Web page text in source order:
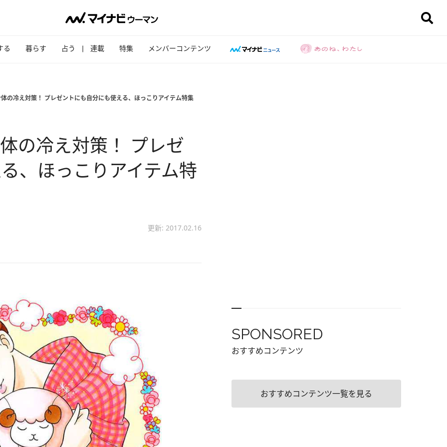
る 暮らす 占う 連載 特集 メンバーコンテンツ
の冷え対策！ プレゼントにも自分にも使える、ほっこりアイテム特集
の冷え対策！ プレゼ
、ほっこりアイテム特
更新: 2017.02.16
SPONSORED
おすすめコンテンツ
おすすめコンテンツ一覧を見る